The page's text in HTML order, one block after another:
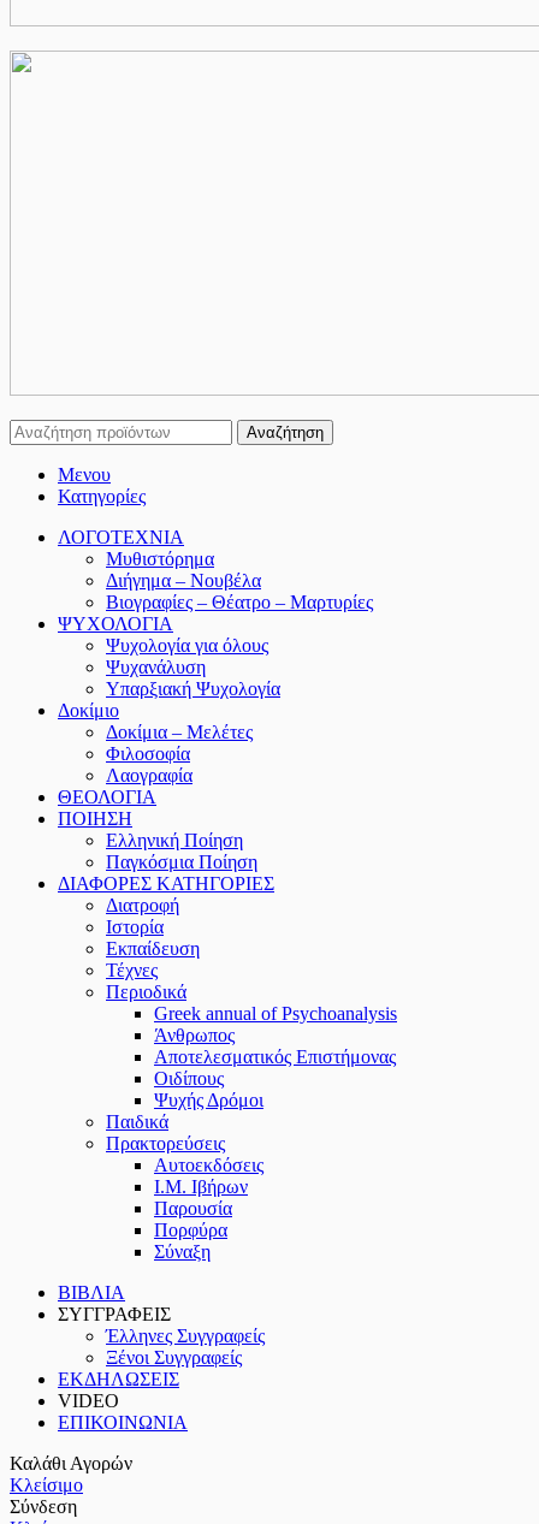
Αναζήτηση
Μενου
Κατηγορίες
ΛΟΓΟΤΕΧΝΙΑ
Μυθιστόρημα
Διήγημα – Νουβέλα
Βιογραφίες – Θέατρο – Μαρτυρίες
ΨΥΧΟΛΟΓΙΑ
Ψυχολογία για όλους
Ψυχανάλυση
Υπαρξιακή Ψυχολογία
Δοκίμιο
Δοκίμια – Μελέτες
Φιλοσοφία
Λαογραφία
ΘΕΟΛΟΓΙΑ
ΠΟΙΗΣΗ
Ελληνική Ποίηση
Παγκόσμια Ποίηση
ΔΙΑΦΟΡΕΣ ΚΑΤΗΓΟΡΙΕΣ
Διατροφή
Ιστορία
Εκπαίδευση
Τέχνες
Περιοδικά
Greek annual of Psychoanalysis
Άνθρωπος
Αποτελεσματικός Επιστήμονας
Οιδίπους
Ψυχής Δρόμοι
Παιδικά
Πρακτoρεύσεις
Αυτοεκδόσεις
Ι.Μ. Ιβήρων
Παρουσία
Πορφύρα
Σύναξη
ΒΙΒΛΙΑ
ΣΥΓΓΡΑΦΕΙΣ
Έλληνες Συγγραφείς
Ξένοι Συγγραφείς
ΕΚΔΗΛΩΣΕΙΣ
VIDEO
ΕΠΙΚΟΙΝΩΝΙΑ
Καλάθι Αγορών
Κλείσιμο
Σύνδεση